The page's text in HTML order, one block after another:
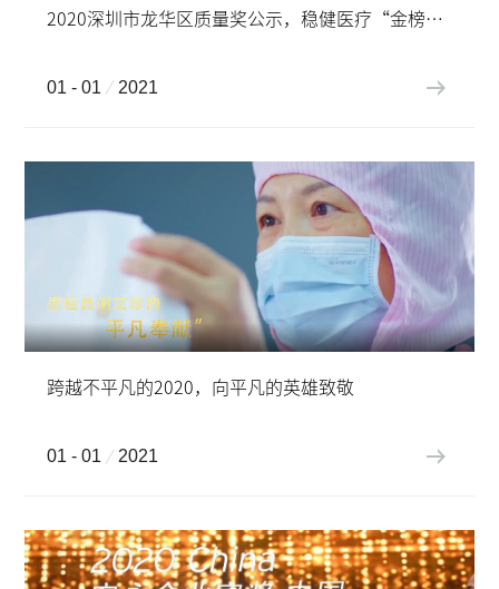
2020深圳市龙华区质量奖公示，稳健医疗“金榜题名”！
01 - 01 2021
跨越不平凡的2020，向平凡的英雄致敬
01 - 01 2021